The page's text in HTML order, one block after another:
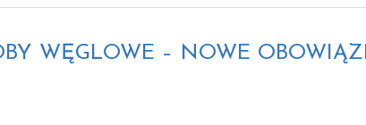
WĘGLOWE – NOWE